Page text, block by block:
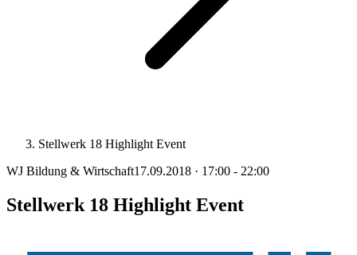
Stellwerk 18 Highlight Event
WJ Bildung & Wirtschaft17.09.2018 · 17:00 - 22:00
Stellwerk 18 Highlight Event